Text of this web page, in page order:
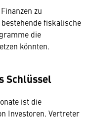
zu
fiskalische
die
könnten.
Schlüssel
ist die
Investoren. Vertreter